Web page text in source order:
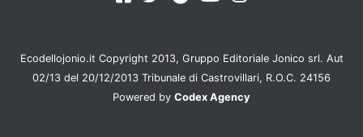
Ecodellojonio.it Copyright 2013, Gruppo Editoriale Jonico srl. Aut
02/13 del 20/12/2013 Tribunale di Castrovillari, R.O.C. 24156
Powered by Codex Agency